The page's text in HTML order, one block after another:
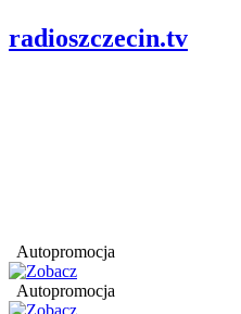
radioszczecin.tv
Autopromocja
Autopromocja